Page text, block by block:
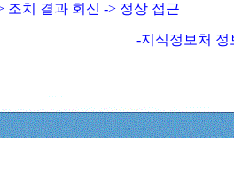
조치 결과 회신 -> 정상 접근
-지식정보처 정